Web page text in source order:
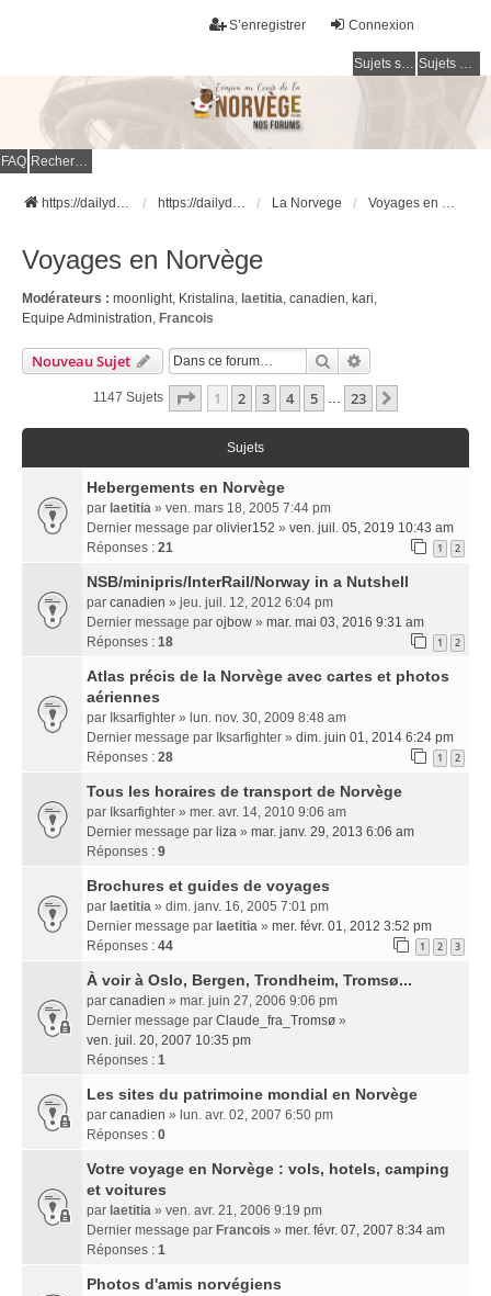
Connexion
S’enregistrer
Sujets sans réponse Sujets actifs
FAQ Rechercher
https://dailydigesthub.com https://dailydigesthub.com La Norvege Voyages en Norvège
Voyages en Norvège
Modérateurs : moonlight, Kristalina, laetitia, canadien, kari,
Equipe Administration, Francois
Nouveau Sujet Rechercher
1147 Sujets Page 1Sur
1 2 3 4 5 … 23
Sujets
Hebergements en Norvège
par laetitia » ven. mars 18, 2005 7:44 pm
Dernier message par olivier152 » ven. juil. 05, 2019 10:43 am
Réponses : 21 1 2
NSB/minipris/InterRail/Norway in a Nutshell
par canadien » jeu. juil. 12, 2012 6:04 pm
Dernier message par ojbow » mar. mai 03, 2016 9:31 am
Réponses : 18 1 2
Atlas précis de la Norvège avec cartes et photos
aériennes
par Iksarfighter » lun. nov. 30, 2009 8:48 am
Dernier message par Iksarfighter » dim. juin 01, 2014 6:24 pm
Réponses : 28 1 2
Tous les horaires de transport de Norvège
par Iksarfighter » mer. avr. 14, 2010 9:06 am
Dernier message par liza » mar. janv. 29, 2013 6:06 am
Réponses : 9
Brochures et guides de voyages
par laetitia » dim. janv. 16, 2005 7:01 pm
Dernier message par laetitia » mer. févr. 01, 2012 3:52 pm
Réponses : 44 1 2 3
À voir à Oslo, Bergen, Trondheim, Tromsø...
par canadien » mar. juin 27, 2006 9:06 pm
Dernier message par Claude_fra_Tromsø »
ven. juil. 20, 2007 10:35 pm
Réponses : 1
Les sites du patrimoine mondial en Norvège
par canadien » lun. avr. 02, 2007 6:50 pm
Réponses : 0
Votre voyage en Norvège : vols, hotels, camping
et voitures
par laetitia » ven. avr. 21, 2006 9:19 pm
Dernier message par Francois » mer. févr. 07, 2007 8:34 am
Réponses : 1
Photos d'amis norvégiens